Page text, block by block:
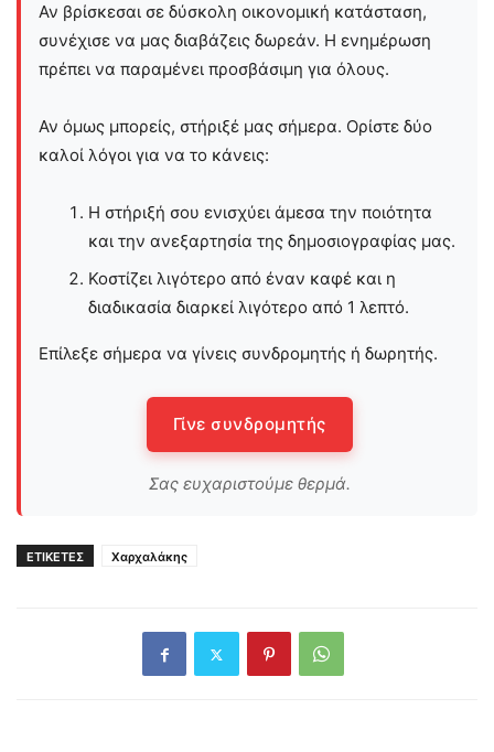
Αν βρίσκεσαι σε δύσκολη οικονομική κατάσταση,
συνέχισε να μας διαβάζεις δωρεάν. Η ενημέρωση
πρέπει να παραμένει προσβάσιμη για όλους.
Αν όμως μπορείς, στήριξέ μας σήμερα. Ορίστε δύο
καλοί λόγοι για να το κάνεις:
Η στήριξή σου ενισχύει άμεσα την ποιότητα
και την ανεξαρτησία της δημοσιογραφίας μας.
Κοστίζει λιγότερο από έναν καφέ και η
διαδικασία διαρκεί λιγότερο από 1 λεπτό.
Επίλεξε σήμερα να γίνεις συνδρομητής ή δωρητής.
Γίνε συνδρομητής
Σας ευχαριστούμε θερμά.
ΕΤΙΚΕΤΕΣ Χαρχαλάκης